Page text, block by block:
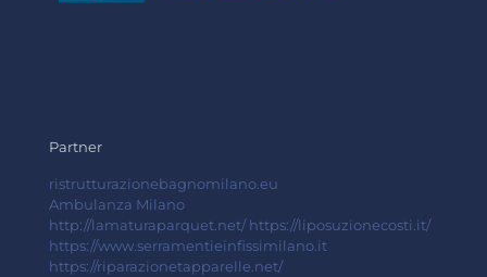
Partner
ristrutturazionebagnomilano.eu
Ambulanza Milano
http://lamaturaparquet.net/ https://liposuzionecosti.it/
https://www.serramentieinfissimilano.it
https://riparazionetapparelle.net/